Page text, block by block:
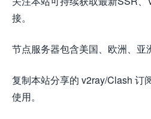
接。
节点服务器包含美国、欧洲、亚
复制本站分享的 v2ray/Clash 订
使用。